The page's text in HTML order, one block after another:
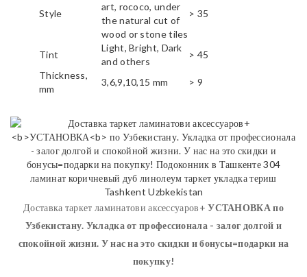
Style
art, rococo, under
the natural cut of
wood or stone tiles
> 35
Tint
Light, Bright, Dark
and others
> 45
Thickness,
mm
3,6,9,10,15 mm > 9
Доставка таркет ламинатови аксессуаров+УСТАНОВКАпо
Узбекистану. Укладка от профессионала - залог долгой и
спокойной жизни. У нас на это скидки и бонусы=подарки на
покупку!